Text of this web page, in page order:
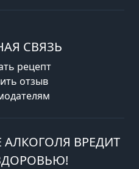
СВЯЗЬ
рецепт
отзыв
АЛКОГОЛЯ ВРЕДИТ